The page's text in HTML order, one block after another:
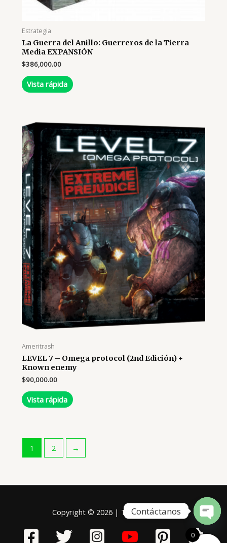
Estrategia
La Guerra del Anillo: Guerreros de la Tierra
Media EXPANSIÓN
$386,000.00
Vista rápida
Ameritrash
LEVEL 7 – Omega protocol (2nd Edición) +
Known enemy
$90,000.00
Vista rápida
1 2 →
Copyright © 2026 | Tablero Mágico
0
Contáctanos
Open
chaty